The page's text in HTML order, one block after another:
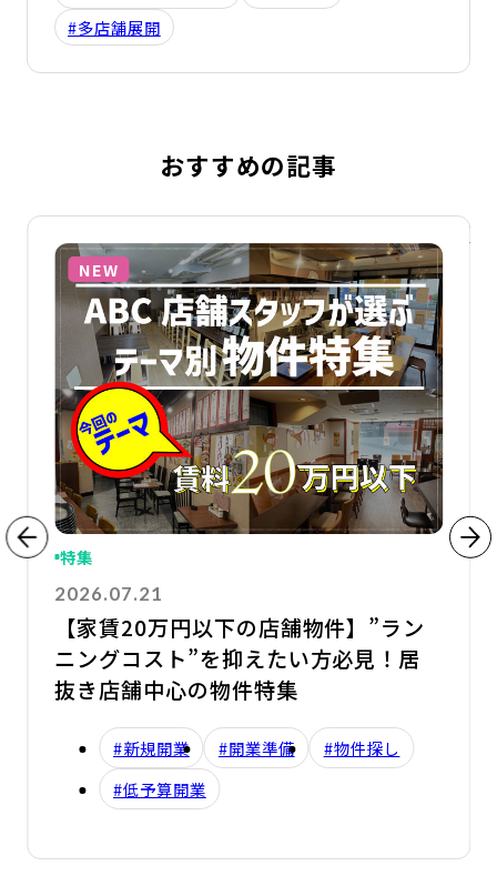
#多店舗展開
おすすめの記事
細を見る
NEW
特集
2026.07.21
【家賃20万円以下の店舗物件】”ラン
ニングコスト”を抑えたい方必見！居
抜き店舗中心の物件特集
#新規開業 #開業準備
#物件探し
#低予算開業